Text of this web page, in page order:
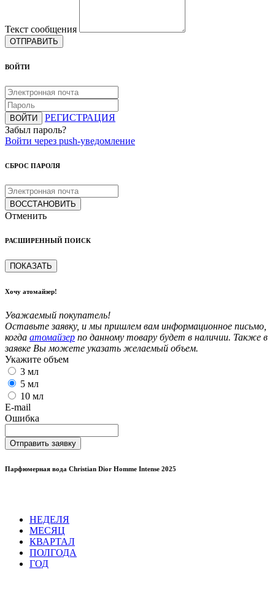
Текст сообщения
ОТПРАВИТЬ
ВОЙТИ
ВОЙТИ
РЕГИСТРАЦИЯ
Забыл пароль?
Войти через push-уведомление
СБРОС ПАРОЛЯ
ВОССТАНОВИТЬ
Отменить
РАСШИРЕННЫЙ ПОИСК
ПОКАЗАТЬ
Хочу атомайзер!
Уважаемый покупатель!
Оставьте заявку, и мы пришлем вам информационное письмо,
когда атомайзер по данному товару будет в наличии. Также в
заявке Вы можете указать желаемый объем.
Укажите объем
3 мл
5 мл
10 мл
E-mail
Ошибка
Отправить заявку
Парфюмерная вода Christian Dior Homme Intense 2025
НЕДЕЛЯ
МЕСЯЦ
КВАРТАЛ
ПОЛГОДА
ГОД